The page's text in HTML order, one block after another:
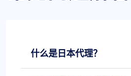
什么是日本代理？